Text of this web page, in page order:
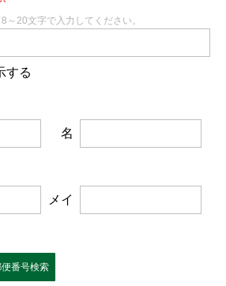
～20文字で入力してください。
する
名
メイ
番号検索